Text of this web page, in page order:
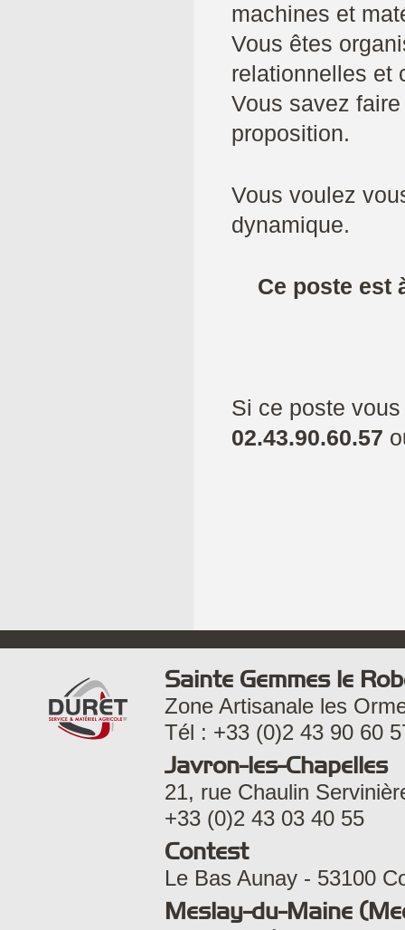
machines et
Vous êtes
relationnelles et
Vous savez
proposition.
Vous voulez
dynamique.
Ce poste est
Si ce poste
02.43.90.60.57
Sainte Gemmes le
Zone Artisanale les
Tél : +33 (0)2 43 90 60
Javron-les-Chapelles
21, rue Chaulin
+33 (0)2 43 03 40 55
Contest
Le Bas Aunay - 53100
Meslay-du-Maine